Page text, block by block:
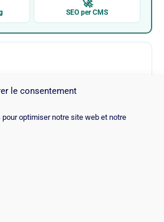
le consentement
optimiser notre site web et notre
🚀
SEO per CMS